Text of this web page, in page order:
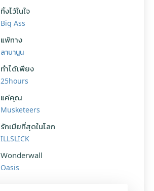
ทิ้งไว้ในใจ
Big Ass
แพ้ทาง
ลาบานูน
ทำได้เพียง
25hours
แค่คุณ
Musketeers
รักเมียที่สุดในโลก
ILLSLICK
Wonderwall
Oasis